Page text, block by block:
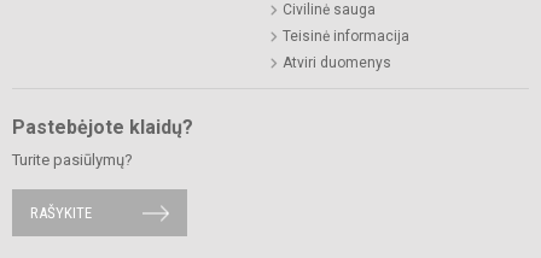
Civilinė sauga
Teisinė informacija
Atviri duomenys
Pastebėjote klaidų?
Turite pasiūlymų?
RAŠYKITE